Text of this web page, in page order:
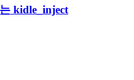
kidle_inject